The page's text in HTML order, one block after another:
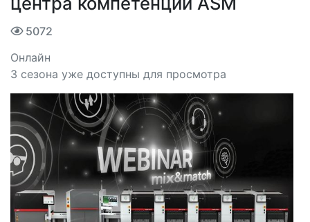
5072
Онлайн
3 сезона уже доступны для просмотра